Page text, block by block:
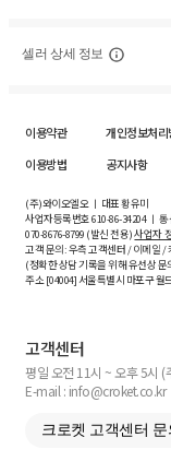
셀러 상세 정보
이용약관 개인정보처리
이용방법
공지사항
(주)와이오엘오 ㅣ 대표 황유미
사업자등록번호610-86-34204ㅣ 통
070-8676-8799 (발신 전용)사업자
고객 문의: 우측 고객센터 / 이메일 /
(정확한 상담 기록을 위해 유선상
주소 [04004] 서울특별시 마포구 월
고객센터
평일 오전 11시 ~ 오후 5시 (
E-mail : info@croket.co.kr
크로켓 고객센터 문